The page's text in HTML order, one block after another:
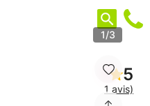
1/3
5
1 avis)